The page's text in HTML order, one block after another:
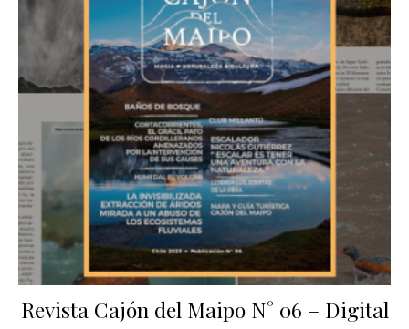
Revista Cajón del Maipo N° 06 – Digital